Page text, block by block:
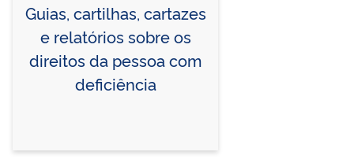
Guias, cartilhas, cartazes
e relatórios sobre os
direitos da pessoa com
deficiência